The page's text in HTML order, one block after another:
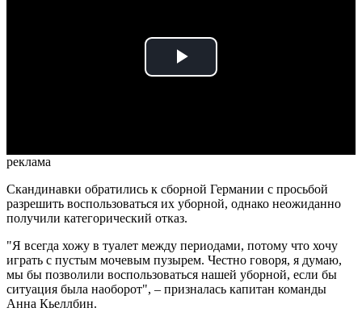
Play
реклама
Скандинавки обратились к сборной Германии с просьбой
разрешить воспользоваться их уборной, однако неожиданно
получили категорический отказ.
"Я всегда хожу в туалет между периодами, потому что хочу
играть с пустым мочевым пузырем. Честно говоря, я думаю,
мы бы позволили воспользоваться нашей уборной, если бы
ситуация была наоборот", – призналась капитан команды
Анна Кьеллбин.